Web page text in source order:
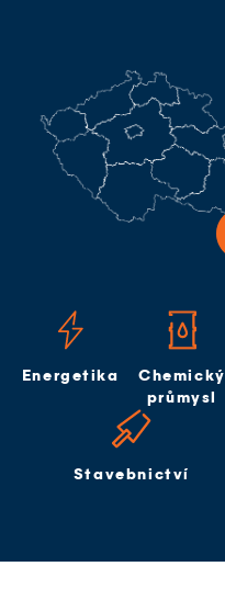
Energetika
Chemický
průmysl
Stavebnictví